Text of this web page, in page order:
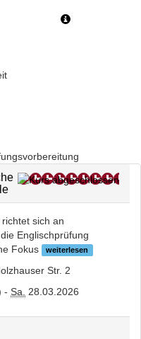
Toggle
sich an
Englischprüfung
Fokus
weiterlesen
Str. 2
- Sa. 28.03.2026